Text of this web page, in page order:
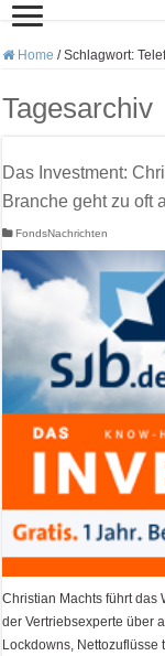
Home / Schlagwort:
Tagesarchiv
Das Investment:
Branche geht zu oft
FondsNachrichten
Christian Machts führt das
der Vertriebsexperte über
Lockdowns,